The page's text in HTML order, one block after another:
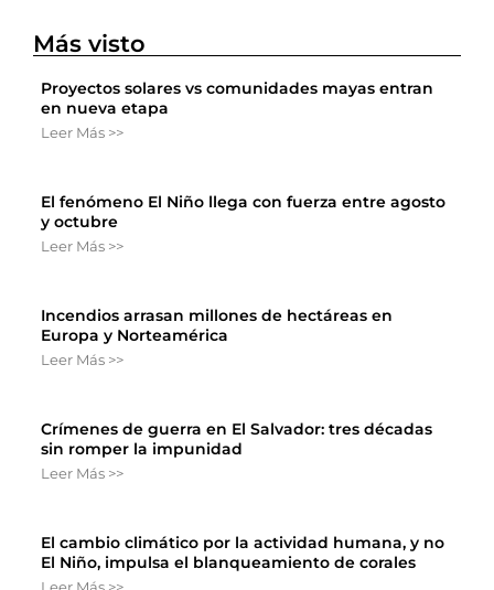
Más visto
Proyectos solares vs comunidades mayas entran
en nueva etapa
Leer Más >>
El fenómeno El Niño llega con fuerza entre agosto
y octubre
Leer Más >>
Incendios arrasan millones de hectáreas en
Europa y Norteamérica
Leer Más >>
Crímenes de guerra en El Salvador: tres décadas
sin romper la impunidad
Leer Más >>
El cambio climático por la actividad humana, y no
El Niño, impulsa el blanqueamiento de corales
Leer Más >>